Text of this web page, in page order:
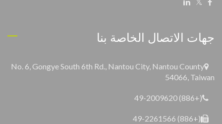
جهات الاتصال الخاصة بنا
No. 6, Gongye South 6th Rd., Nantou City, Nantou County
54066, Taiwan
(+886) 49-2009620
(+886) 49-2261566